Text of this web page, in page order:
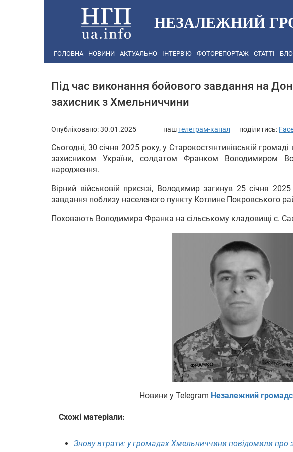
НЕЗАЛЕЖНИЙ
ГОЛОВНА НОВИНИ АКТУАЛЬНО ІНТЕРВ’Ю ФОТОРЕПОРТАЖ СТАТТІ
Під час виконання бойового завдання на
захисник з Хмельниччини
Опубліковано:30.01.2025 наштелеграм-канал поділитись:
Сьогодні, 30 січня 2025 року, у Старокостянтинівській
захисником України, солдатом Франком Володимиром
народження.
Вірний військовій присязі, Володимир загинув 25 січня
завдання поблизу населеного пункту Котлине Покровського
Поховають Володимира Франка на сільському кладовищі с.
Новини у Telegram Незалежний
Схожі матеріали:
Знову втрати: у громадах Хмельниччини повідомили про